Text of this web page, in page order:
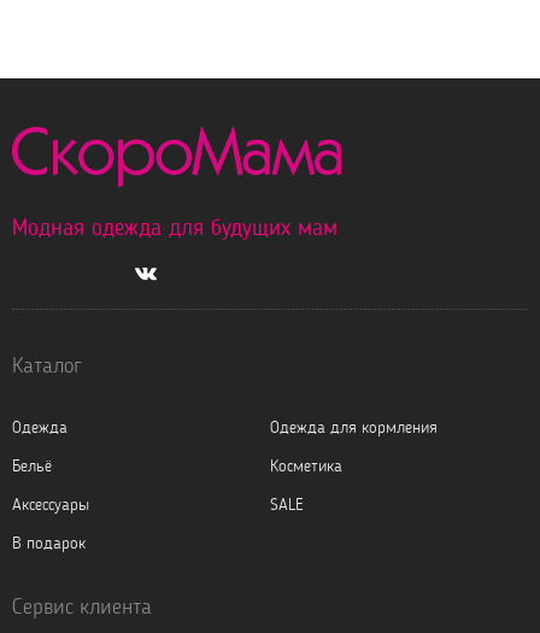
Модная одежда для будущих мам
Каталог
Одежда
Одежда для кормления
Бельё
Косметика
Аксессуары
SALE
В подарок
Сервис клиента